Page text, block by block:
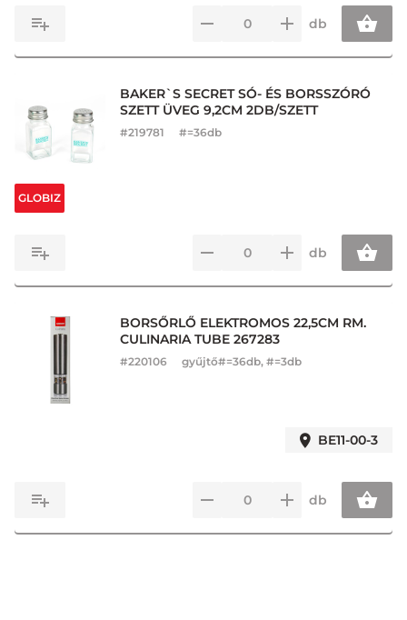
db
BAKER`S SECRET SÓ- ÉS BORSSZÓRÓ
SZETT ÜVEG 9,2CM 2DB/SZETT
#219781 #=36db
GLOBIZ
db
BORSŐRLŐ ELEKTROMOS 22,5CM RM.
CULINARIA TUBE 267283
#220106 gyűjtő#=36db, #=3db
BE11-00-3
db